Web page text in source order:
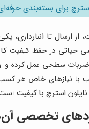
برای بسته‌بندی
ارسال تا
حیاتی در حفظ کیفیت
و ضربات سطحی عمل کرده
نیازهای خاص هر
استرچ با کیفیت
تخصصی